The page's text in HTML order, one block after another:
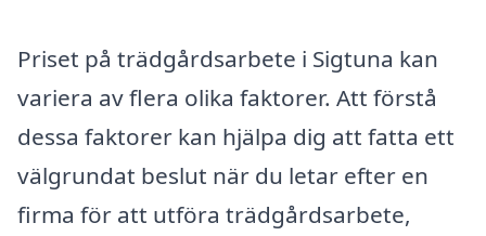
Priset på trädgårdsarbete i Sigtuna kan
variera av flera olika faktorer. Att förstå
dessa faktorer kan hjälpa dig att fatta ett
välgrundat beslut när du letar efter en
firma för att utföra trädgårdsarbete,